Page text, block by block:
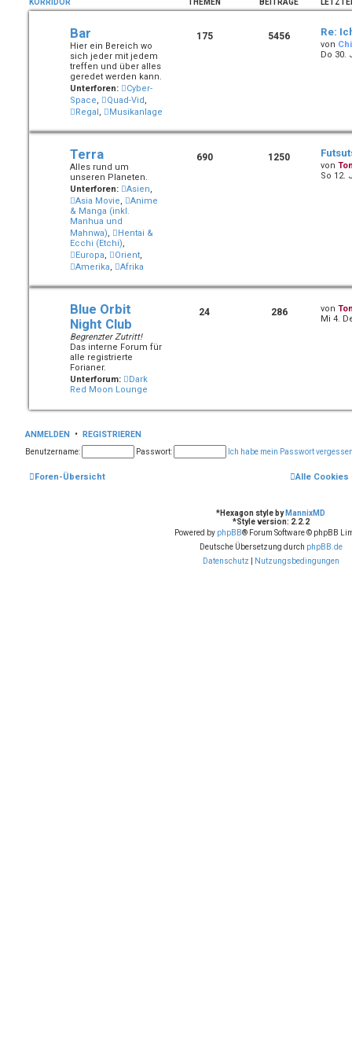
Bar
Hier ein Bereich wo
sich jeder mit jedem
treffen und über alles
geredet werden kann.
Unterforen:
Cyber-
Space
Quad-Vid
Regal
Musikanlage
175 5456 Re:
von
Do 30.
Terra
Alles rund um
unseren Planeten.
Unterforen:
Asien
Asia Movie
Anime
& Manga (inkl.
Manhua und
Mahnwa)
Hentai &
Ecchi (Etchi)
Europa
Orient
Amerika
Afrika
690 1250
von
So 12.
Blue Orbit
Night Club
Begrenzter Zutritt!
Das interne Forum für
alle registrierte
Forianer.
Unterforum:
Dark
Red Moon Lounge
24 286 von
Mi 4.
ANMELDEN • REGISTRIEREN
Benutzername: Passwort: Ich habe mein Passwort
Foren-Übersicht Alle
*Hexagon style by MannixMD
*Style version: 2.2.2
Powered by phpBB® Forum Software © phpBB
Deutsche Übersetzung durch phpBB.de
Datenschutz
Nutzungsbedingungen